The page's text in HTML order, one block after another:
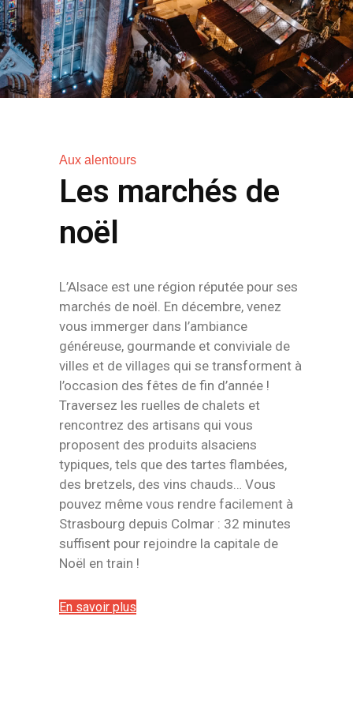
Aux alentours
Les marchés de
noël
L’Alsace est une région réputée pour ses
marchés de noël. En décembre, venez
vous immerger dans l’ambiance
généreuse, gourmande et conviviale de
villes et de villages qui se transforment à
l’occasion des fêtes de fin d’année !
Traversez les ruelles de chalets et
rencontrez des artisans qui vous
proposent des produits alsaciens
typiques, tels que des tartes flambées,
des bretzels, des vins chauds… Vous
pouvez même vous rendre facilement à
Strasbourg depuis Colmar : 32 minutes
suffisent pour rejoindre la capitale de
Noël en train !
En savoir plus